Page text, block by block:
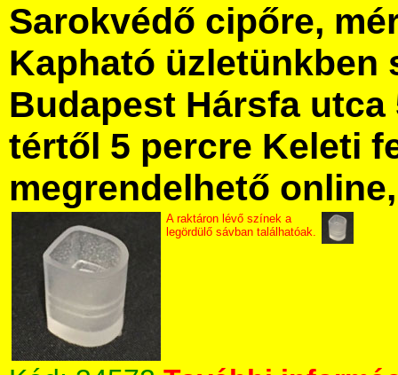
Sarokvédő cipőre,
Kapható üzletünkben
Budapest Hársfa utca
tértől 5 percre Keleti
megrendelhető
A raktáron lévő színek a
legördülő sávban találhatóak.